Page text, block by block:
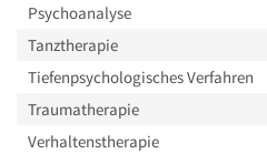
Psychoanalyse
Tanztherapie
Tiefenpsychologisches Verfahren
Traumatherapie
Verhaltenstherapie